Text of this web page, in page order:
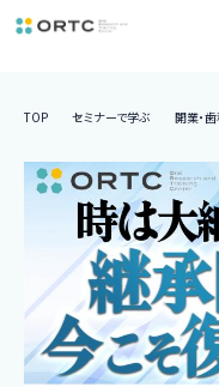
TOP セミナーで学ぶ 開業・